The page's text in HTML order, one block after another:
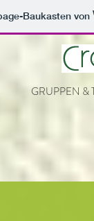
Baukasten von
GRUPPEN &